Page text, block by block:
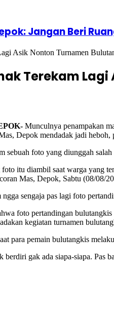
Jangan Beri
Asik Nonton Turnamen
Terekam
Munculnya penampakan
Depok mendadak jadi
sebuah foto yang diunggah
itu diambil saat warga yang
Mas, Depok, Sabtu (08/08/
sengaja pas lagi foto
foto pertandingan
kegiatan turnamen
para pemain bulutangkis
gak ada siapa-siapa. Pas